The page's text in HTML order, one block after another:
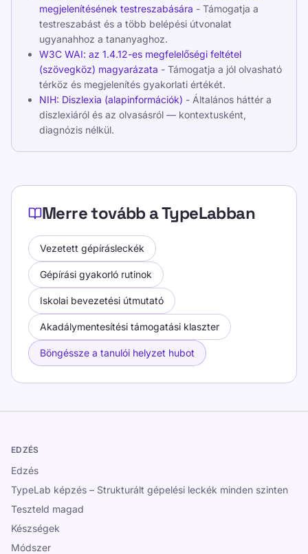
megjelenítésének testreszabására - Támogatja a
testreszabást és a több belépési útvonalat
ugyanahhoz a tananyaghoz.
W3C WAI: az 1.4.12-es megfelelőségi feltétel
(szövegköz) magyarázata - Támogatja a jól olvasható
térköz és megjelenítés gyakorlati értékét.
NIH: Diszlexia (alapinformációk) - Általános háttér a
diszlexiáról és az olvasásról — kontextusként,
diagnózis nélkül.
Merre tovább a TypeLabban
Vezetett gépírásleckék
Gépírási gyakorló rutinok
Iskolai bevezetési útmutató
Akadálymentesítési támogatási klaszter
Böngéssze a tanulói helyzet hubot
EDZÉS
Edzés
TypeLab képzés – Strukturált gépelési leckék minden szinten
Teszteld magad
Készségek
Módszer